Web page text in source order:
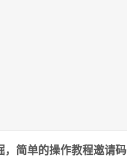
，简单的操作教程邀请码